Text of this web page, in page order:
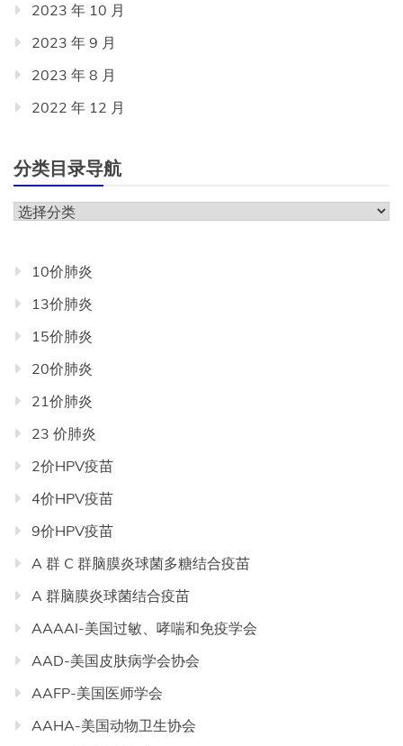
2023 年 10 月
2023 年 9 月
2023 年 8 月
2022 年 12 月
分类目录导航
分
导
航
10价肺炎
13价肺炎
15价肺炎
20价肺炎
21价肺炎
23 价肺炎
2价HPV疫苗
4价HPV疫苗
9价HPV疫苗
A 群 C 群脑膜炎球菌多糖结合疫苗
A 群脑膜炎球菌结合疫苗
AAAAI-美国过敏、哮喘和免疫学会
AAD-美国皮肤病学会协会
AAFP-美国医师学会
AAHA-美国动物卫生协会